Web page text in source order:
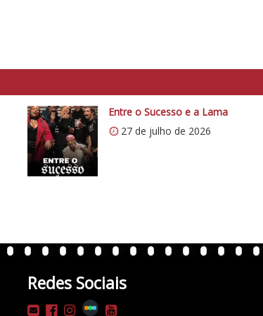
Entre o Sucesso e a Lama
27 de julho de 2026
Redes Sociais